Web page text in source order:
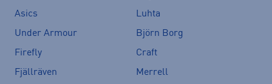
Asics
Luhta
Under Armour
Björn Borg
Firefly
Craft
Fjällräven
Merrell